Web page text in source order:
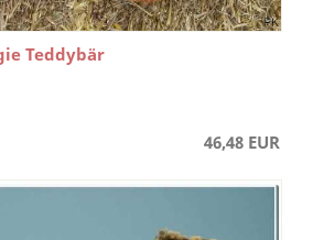
Teddybär
46,48 EUR